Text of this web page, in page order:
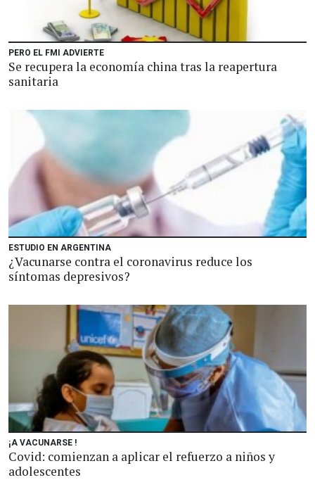
PERO EL FMI ADVIERTE
Se recupera la economía china tras la reapertura
sanitaria
ESTUDIO EN ARGENTINA
¿Vacunarse contra el coronavirus reduce los
síntomas depresivos?
¡A VACUNARSE !
Covid: comienzan a aplicar el refuerzo a niños y
adolescentes